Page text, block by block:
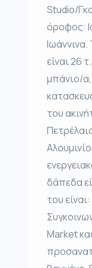
Studio/
όροφος:
είναι 26
μπάνιο/α,
του
δάπεδα
του
Market